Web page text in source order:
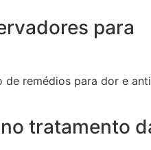
para
remédios para dor e
tratamento